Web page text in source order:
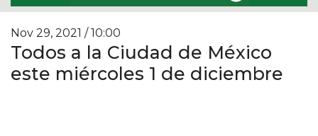
Nov 29, 2021 / 10:00
Todos a la Ciudad de México
este miércoles 1 de diciembre